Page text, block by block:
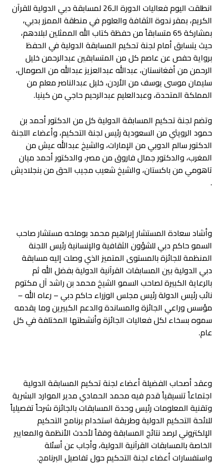
انطلقت اليوم فعاليات الدورة الـ26 لمسابقة دبي الدولية للقرآن
الكريم، بمقر ندوة الثقافة والعلوم في منطقة الممزر بدبي،
بمشاركة 65 متسابقاً من حفظة كتاب الله الممثلين لبلادهم،
حيث يتسابق أمام لجنة تحكيم المسابقة الدولية في الحفظ
برواية حفص عن عاصم كل من المتسابقين عبدالرحمن خليل
الرحمن من أفغانستان، عبدالله عبدالعزيز عبدالله من الصومال،
سليمان موسى يوسف من الأردن، خليل عبدالناصر معلم من
المملكة المتحدة، وعبدالعليم عبدالرحيم حاجي من كينيا.
وتضم لجنة تحكيم المسابقة الدولية كل من الدكتور أحمد بن
حمود الرويثي من السعودية رئيس لجنة التحكيم، وأعضاء اللجنة
الدكتور سالم الدوبي من الإمارات، والشيخ عبدالله عيش من
المغرب، والدكتور جمال فاروق من مصر، والدكتور أحمد ميان
تاهومي من باكستان، والشيخ شعيب مجيب الحق من بنجلاديش
.
وأشاد سعادة المستشار إبراهيم محمد بوملحه مستشار صاحب
السمو حاكم دبي للشؤون الثقافية والإنسانية رئيس اللجنة
المنظمة للجائزة بالمستوى المتميز الذي وصلت إليه مسابقة
دبي الدولية بين المسابقات القرآنية الدولية بفضل الله ثم
بالرعاية الكبيرة لصاحب السمو الشيخ محمد بن راشد آل مكتوم
نائب رئيس الدولة رئيس مجلس الوزراء حاكم دبي – رعاه الله –
مؤسس وراعي الجائزة والمساندة والدعم الكبيرين وما يقدمه
سموه بسخاء لكل فعاليات الجائزة وأنشطتها المختلفة في كل
عام.
وعقد أصحاب الفضيلة أعضاء لجنة تحكيم المسابقة الدولية
اجتماعاً تنسيقياً قدم فيه محمد الحمادي مدير الموارد البشرية
وتقنية المعلومات رئيس وحدة المسابقات بالجائزة شرحاً تفصيلياً
للائحة التحكيم الدولية وطريقة استخدام برنامج التحكيم
الإلكتروني لرصد نتائج المسابقة وفقاً لأحدث الأنظمة والمعايير
الخاصة بالمسابقات القرآنية الدولية، وأجاب عن أسئلة
واستفسارات أعضاء لجنة التحكيم حول تفاصيل البرنامج.